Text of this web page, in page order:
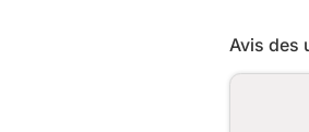
Avis des